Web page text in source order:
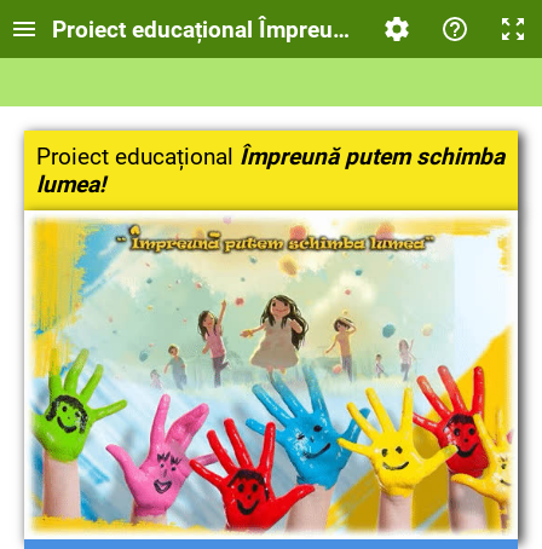
Proiect educațional Împreună putem schimba
Proiect educațional Împreună putem schimba
lumea!